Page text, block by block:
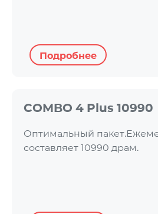
Подробнее
COMBO 4 Plus 10990
Оптимальный
составляет 10990 драм.